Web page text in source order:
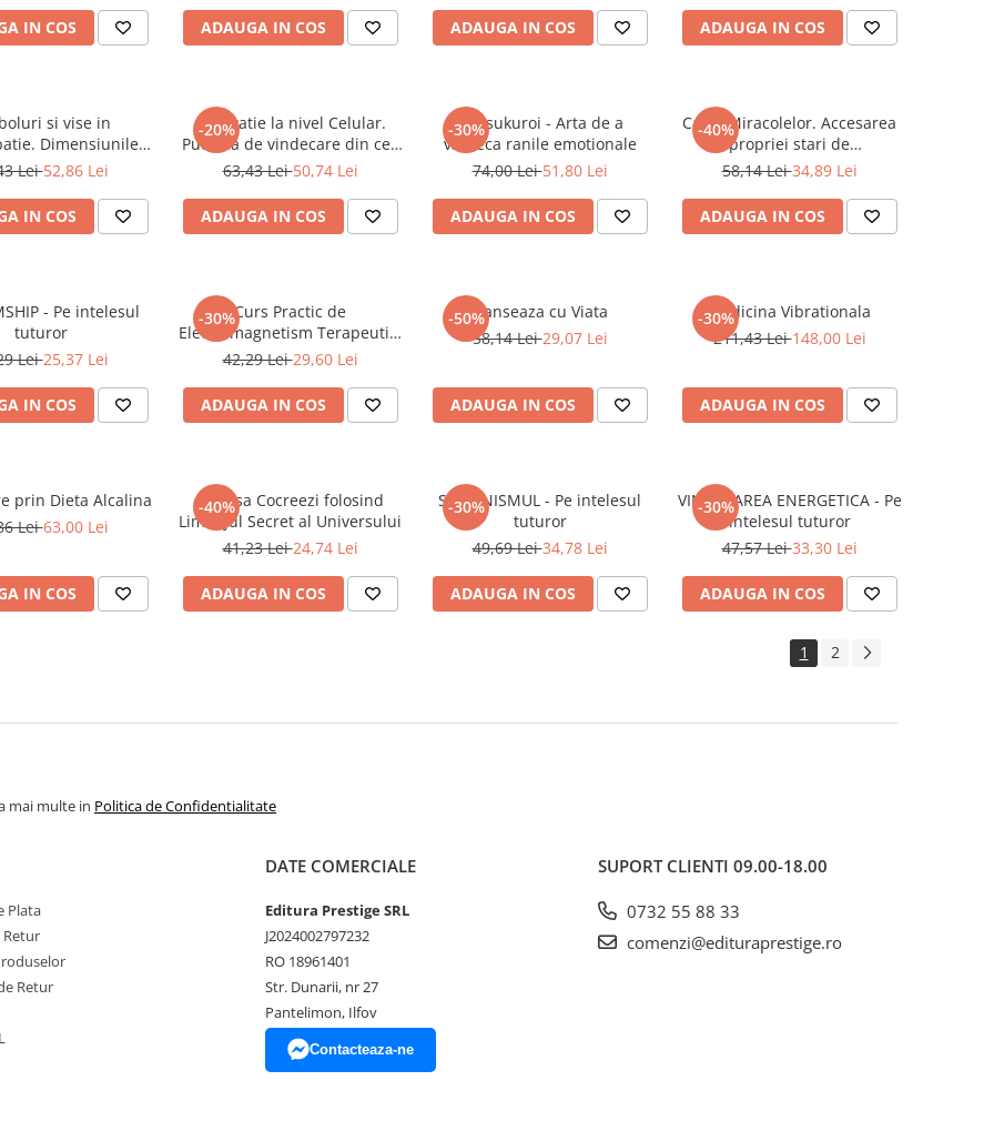
IN COS ADAUGA IN COS ADAUGA IN COS ADAUGA IN COS
si vise in
Dimensiunile
ale vindecarii
Lei52,86 Lei
IN COS
-20%
Meditatie la nivel Celular.
Puterea de vindecare din cea
mai mica unitate de viata
63,43 Lei50,74 Lei
ADAUGA IN COS
-30%
Kintsukuroi - Arta de a
vindeca ranile emotionale
74,00 Lei51,80 Lei
ADAUGA IN COS
-40%
Calea Miracolelor. Accesarea
propriei stari de
Superconstientizare
58,14 Lei34,89 Lei
ADAUGA IN COS
- Pe intelesul
tuturor
Lei25,37 Lei
IN COS
-30%Curs Practic de
Electromagnetism Terapeutic.
Magnetismul in Lumina
42,29 Lei29,60 Lei
ADAUGA IN COS
-50%Danseaza cu Viata
58,14 Lei29,07 Lei
ADAUGA IN COS
-30%
Medicina Vibrationala
211,43 Lei148,00 Lei
ADAUGA IN COS
prin Dieta Alcalina
Lei63,00 Lei
IN COS
-40%
Cum sa Cocreezi folosind
Limbajul Secret al Universului
41,23 Lei24,74 Lei
ADAUGA IN COS
-30%
SAMANISMUL - Pe intelesul
tuturor
49,69 Lei34,78 Lei
ADAUGA IN COS
-30%
VINDECAREA ENERGETICA - Pe
intelesul tuturor
47,57 Lei33,30 Lei
ADAUGA IN COS
1 2
mai multe in Politica de Confidentialitate
Plata
Retur
Retur
DATE COMERCIALE
Editura Prestige SRL
J2024002797232
RO 18961401
Str. Dunarii, nr 27
Pantelimon, Ilfov
Contacteaza-ne
SUPORT CLIENTI 09.00-18.00
0732 55 88 33
comenzi@edituraprestige.ro